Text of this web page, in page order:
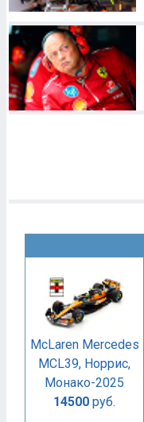
McLaren Mercedes
MCL39, Норрис,
Монако-2025
14500 руб.